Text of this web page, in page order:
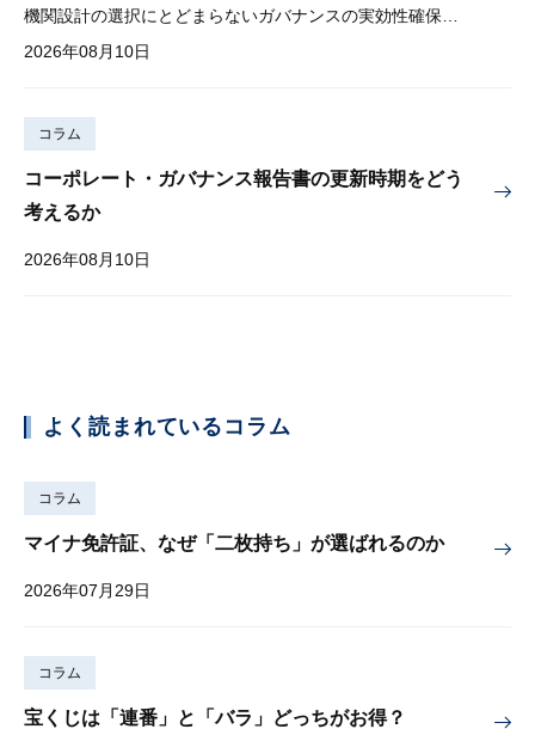
機関設計の選択にとどまらないガバナンスの実効性確保が重要
2026年08月10日
コラム
コーポレート・ガバナンス報告書の更新時期をどう
考えるか
2026年08月10日
よく読まれているコラム
コラム
マイナ免許証、なぜ「二枚持ち」が選ばれるのか
2026年07月29日
コラム
宝くじは「連番」と「バラ」どっちがお得？